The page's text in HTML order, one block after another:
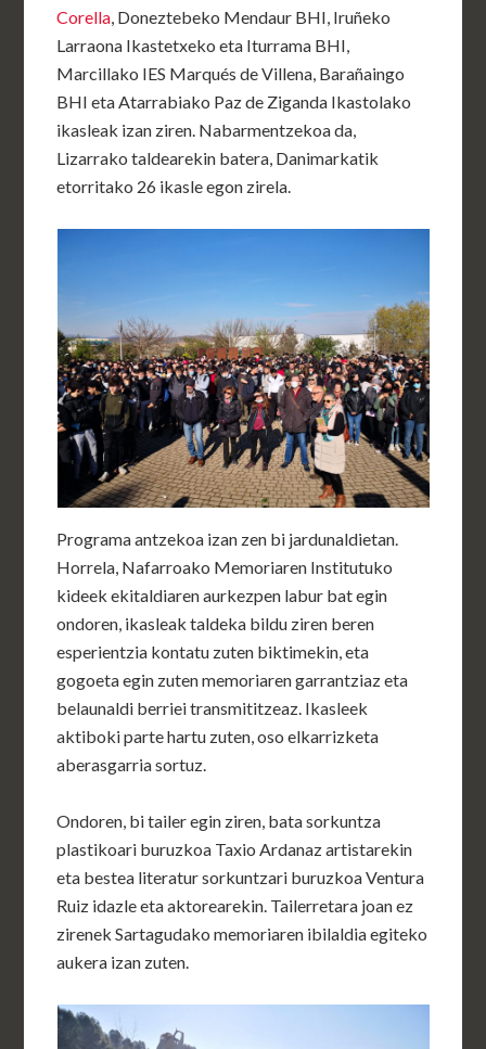
Corella, Doneztebeko Mendaur BHI, Iruñeko
Larraona Ikastetxeko eta Iturrama BHI,
Marcillako IES Marqués de Villena, Barañaingo
BHI eta Atarrabiako Paz de Ziganda Ikastolako
ikasleak izan ziren. Nabarmentzekoa da,
Lizarrako taldearekin batera, Danimarkatik
etorritako 26 ikasle egon zirela.
Programa antzekoa izan zen bi jardunaldietan.
Horrela, Nafarroako Memoriaren Institutuko
kideek ekitaldiaren aurkezpen labur bat egin
ondoren, ikasleak taldeka bildu ziren beren
esperientzia kontatu zuten biktimekin, eta
gogoeta egin zuten memoriaren garrantziaz eta
belaunaldi berriei transmititzeaz. Ikasleek
aktiboki parte hartu zuten, oso elkarrizketa
aberasgarria sortuz.
Ondoren, bi tailer egin ziren, bata sorkuntza
plastikoari buruzkoa Taxio Ardanaz artistarekin
eta bestea literatur sorkuntzari buruzkoa Ventura
Ruiz idazle eta aktorearekin. Tailerretara joan ez
zirenek Sartagudako memoriaren ibilaldia egiteko
aukera izan zuten.